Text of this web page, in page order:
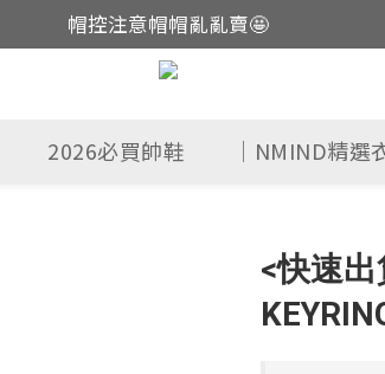
這裡現貨不用等👟
帽控注意帽帽亂亂賣🤩
這裡現貨不用等👟
2026必買帥鞋 ｜NMIND精選
<快速